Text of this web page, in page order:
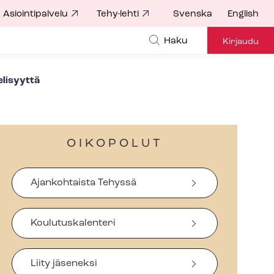
Asiointipalvelu Tehy-lehti Svenska English
Haku Kirjaudu
OIKOPOLUT
Ajankohtaista Tehyssä
Koulutuskalenteri
Liity jäseneksi